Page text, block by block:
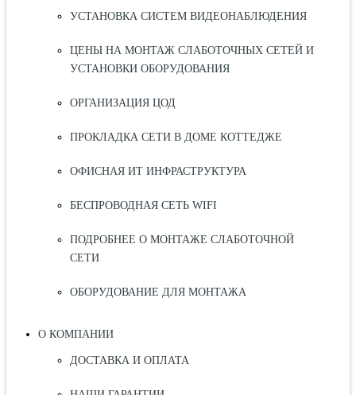
УСТАНОВКА СИСТЕМ ВИДЕОНАБЛЮДЕНИЯ
ЦЕНЫ НА МОНТАЖ СЛАБОТОЧНЫХ СЕТЕЙ И
УСТАНОВКИ ОБОРУДОВАНИЯ
ОРГАНИЗАЦИЯ ЦОД
ПРОКЛАДКА СЕТИ В ДОМЕ КОТТЕДЖЕ
ОФИСНАЯ ИТ ИНФРАСТРУКТУРА
БЕСПРОВОДНАЯ СЕТЬ WIFI
ПОДРОБНЕЕ О МОНТАЖЕ СЛАБОТОЧНОЙ
СЕТИ
ОБОРУДОВАНИЕ ДЛЯ МОНТАЖА
О КОМПАНИИ
ДОСТАВКА И ОПЛАТА